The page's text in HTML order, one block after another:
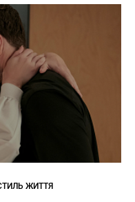
ЖИТТЯ